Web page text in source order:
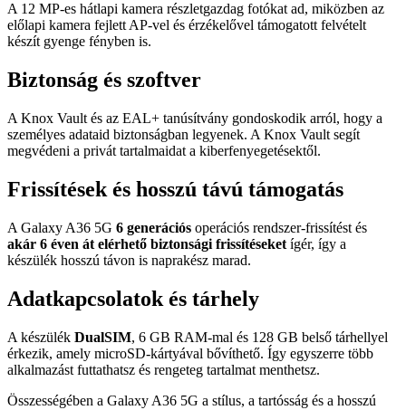
A 12 MP-es hátlapi kamera részletgazdag fotókat ad, miközben az
előlapi kamera fejlett AP-vel és érzékelővel támogatott felvételt
készít gyenge fényben is.
Biztonság és szoftver
A Knox Vault és az EAL+ tanúsítvány gondoskodik arról, hogy a
személyes adataid biztonságban legyenek. A Knox Vault segít
megvédeni a privát tartalmaidat a kiberfenyegetésektől.
Frissítések és hosszú távú támogatás
A Galaxy A36 5G 6 generációs operációs rendszer-frissítést és
akár 6 éven át elérhető biztonsági frissítéseket ígér, így a
készülék hosszú távon is naprakész marad.
Adatkapcsolatok és tárhely
A készülék DualSIM, 6 GB RAM-mal és 128 GB belső tárhellyel
érkezik, amely microSD-kártyával bővíthető. Így egyszerre több
alkalmazást futtathatsz és rengeteg tartalmat menthetsz.
Összességében a Galaxy A36 5G a stílus, a tartósság és a hosszú